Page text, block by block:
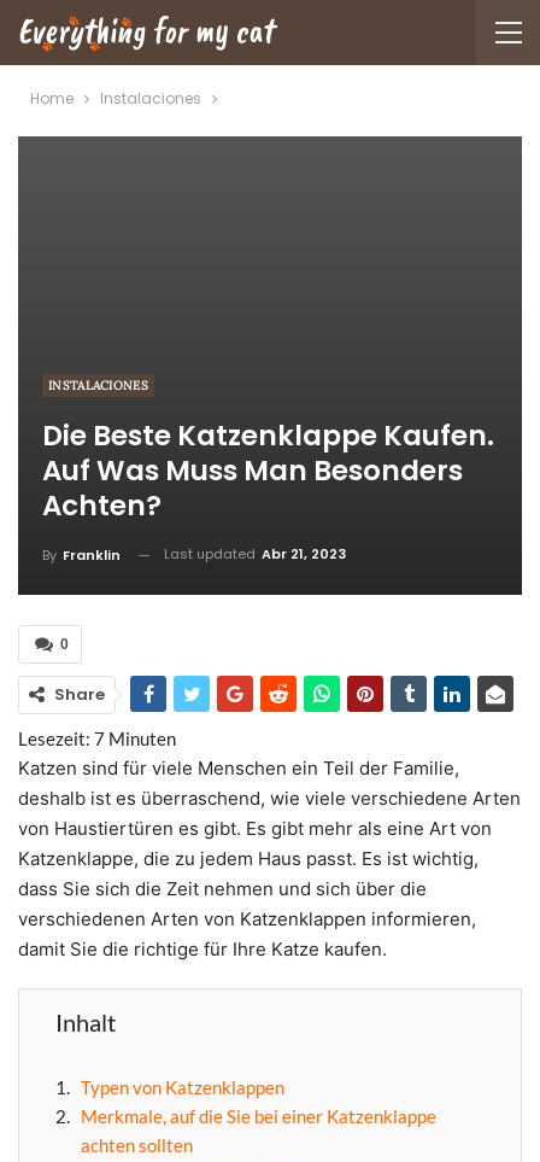
Home Instalaciones
INSTALACIONES
Die Beste Katzenklappe Kaufen.
Auf Was Muss Man Besonders
Achten?
By Franklin Last updated Abr 21, 2023
0
Share
Lesezeit: 7 Minuten
Katzen sind für viele Menschen ein Teil der Familie,
deshalb ist es überraschend, wie viele verschiedene Arten
von Haustiertüren es gibt. Es gibt mehr als eine Art von
Katzenklappe, die zu jedem Haus passt. Es ist wichtig,
dass Sie sich die Zeit nehmen und sich über die
verschiedenen Arten von Katzenklappen informieren,
damit Sie die richtige für Ihre Katze kaufen.
Inhalt
Typen von Katzenklappen
Merkmale, auf die Sie bei einer Katzenklappe
achten sollten